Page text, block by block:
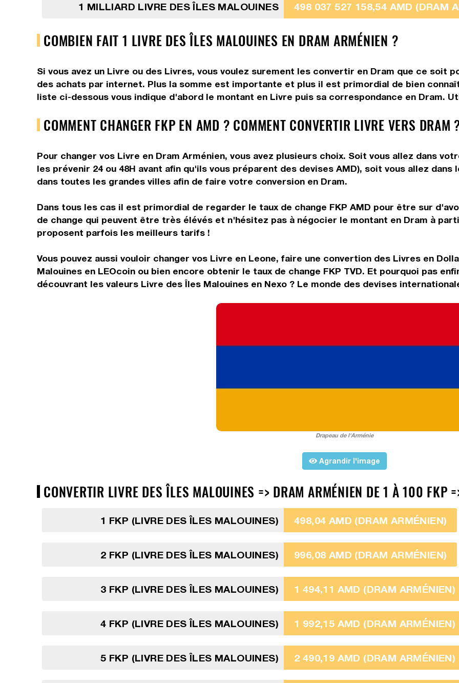
1 MILLIARD LIVRE DES ÎLES MALOUINES 498 037 527 158,54 AMD (DRAM
COMBIEN FAIT 1 LIVRE DES ÎLES MALOUINES EN DRAM ARMÉNIEN ?
Si vous avez un Livre ou des Livres, vous voulez surement les convertir en Dram que ce soit
des achats par internet. Plus la somme est importante et plus il est primordial de bien
liste ci-dessous vous indique d'abord le montant en Livre puis sa correspondance en Dram.
COMMENT CHANGER FKP EN AMD ? COMMENT CONVERTIR LIVRE VERS DRAM
Pour changer vos Livre en Dram Arménien, vous avez plusieurs choix. Soit vous allez dans
les prévenir 24 ou 48H avant afin qu'ils vous préparent des devises AMD), soit vous allez dans
dans toutes les grandes villes afin de faire votre conversion en Dram.
Dans tous les cas il est primordial de regarder le taux de change FKP AMD pour être sur
de change qui peuvent être très élévés et n'hésitez pas à négocier le montant en Dram à
proposent parfois les meilleurs tarifs !
Vous pouvez aussi vouloir changer vos Livre en Leone, faire une convertion des Livres en
Malouines en LEOcoin ou bien encore obtenir le taux de change FKP TVD. Et pourquoi pas
découvrant les valeurs Livre des Îles Malouines en Nexo ? Le monde des devises
Drapeau de l'Arménie
Agrandir l'image
CONVERTIR LIVRE DES ÎLES MALOUINES => DRAM ARMÉNIEN DE 1 À 100 FKP
1 FKP (LIVRE DES ÎLES MALOUINES) 498,04 AMD (DRAM ARMÉNIEN)
2 FKP (LIVRE DES ÎLES MALOUINES) 996,08 AMD (DRAM ARMÉNIEN)
3 FKP (LIVRE DES ÎLES MALOUINES) 1 494,11 AMD (DRAM ARMÉNIEN)
4 FKP (LIVRE DES ÎLES MALOUINES) 1 992,15 AMD (DRAM ARMÉNIEN)
5 FKP (LIVRE DES ÎLES MALOUINES) 2 490,19 AMD (DRAM ARMÉNIEN)